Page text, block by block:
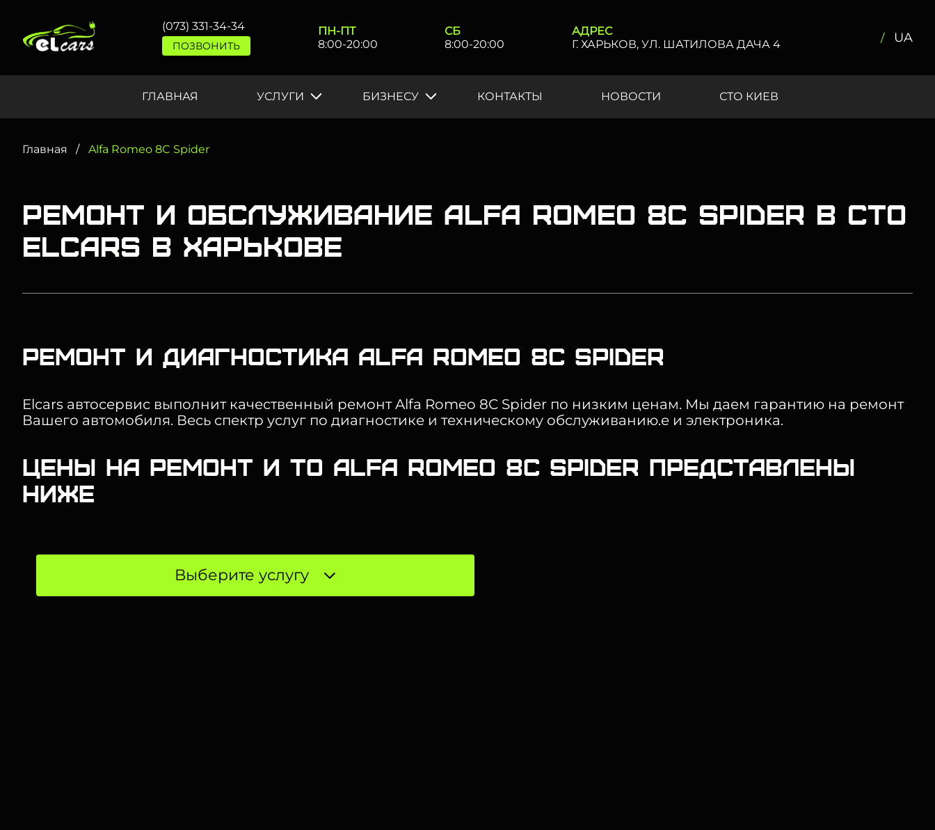
(073) 331-34-34
ПОЗВОНИТЬ
ПН-ПТ
8:00-20:00
СБ
8:00-20:00
АДРЕС
Г. ХАРЬКОВ, УЛ. ШАТИЛОВА ДАЧА 4
UA
ГЛАВНАЯ УСЛУГИ БИЗНЕСУ КОНТАКТЫ НОВОСТИ СТО КИЕВ
Главная Alfa Romeo 8C Spider
Ремонт и обслуживание Alfa Romeo 8C Spider в СТО
Elcars в Харькове
Ремонт и диагностика Alfa Romeo 8C Spider
Elcars автосервис выполнит качественный ремонт Alfa Romeo 8C Spider по низким ценам. Мы даем гарантию на ремонт
Вашего автомобиля. Весь спектр услуг по диагностике и техническому обслуживанию.е и электроника.
Цены на ремонт и ТО Alfa Romeo 8C Spider представлены
ниже
Выберите услугу